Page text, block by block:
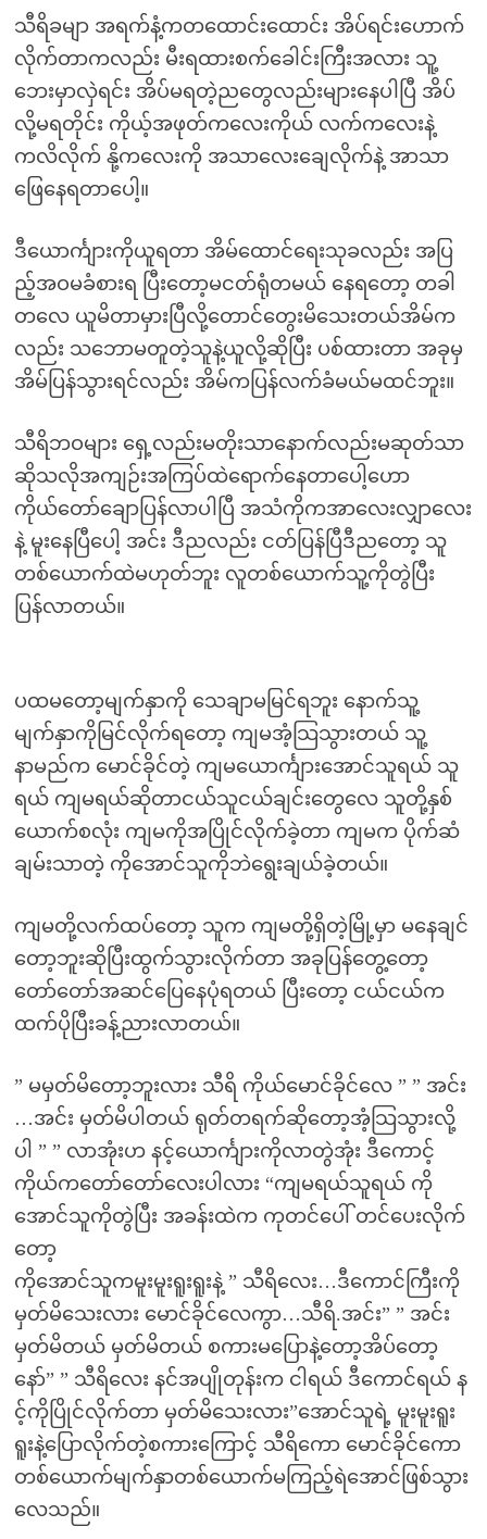
သီရိခမျာ အရက်နံ့ကတထောင်းထောင်း အိပ်ရင်းဟောက်
လိုက်တာကလည်း မီးရထားစက်ခေါင်းကြီးအလား သူ့
ဘေးမှာလှဲရင်း အိပ်မရတဲ့ညတွေလည်းများနေပါပြီ အိပ်
လို့မရတိုင်း ကိုယ့်အဖုတ်ကလေးကိုယ် လက်ကလေးနဲ့
ကလိလိုက် နို့ကလေးကို အသာလေးချေလိုက်နဲ့ အာသာ
ဖြေနေရတာပေါ့။
ဒီယောင်္ကျားကိုယူရတာ အိမ်ထောင်ရေးသုခလည်း အပြ
ည့်အဝမခံစားရ ပြီးတော့မငတ်ရုံတမယ် နေရတော့ တခါ
တလေ ယူမိတာမှားပြီလို့တောင်တွေးမိသေးတယ်အိမ်က
လည်း သဘောမတူတဲ့သူနဲ့ယူလို့ဆိုပြီး ပစ်ထားတာ အခုမှ
အိမ်ပြန်သွားရင်လည်း အိမ်ကပြန်လက်ခံမယ်မထင်ဘူး။
သီရိဘဝများ ရှေ့လည်းမတိုးသာနောက်လည်းမဆုတ်သာ
ဆိုသလိုအကျဉ်းအကြပ်ထဲရောက်နေတာပေါ့ဟော
ကိုယ်တော်ချောပြန်လာပါပြီ အသံကိုကအာလေးလျှာလေး
နဲ့ မူးနေပြီပေါ့ အင်း ဒီညလည်း ငတ်ပြန်ပြီဒီညတော့ သူ
တစ်ယောက်ထဲမဟုတ်ဘူး လူတစ်ယောက်သူ့ကိုတွဲပြီး
ပြန်လာတယ်။
ပထမတော့မျက်နှာကို သေချာမမြင်ရဘူး နောက်သူ့
မျက်နှာကိုမြင်လိုက်ရတော့ ကျမအံ့သြသွားတယ် သူ့
နာမည်က မောင်ခိုင်တဲ့ ကျမယောင်္ကျားအောင်သူရယ် သူ
ရယ် ကျမရယ်ဆိုတာငယ်သူငယ်ချင်းတွေလေ သူတို့နှစ်
ယောက်စလုံး ကျမကိုအပြိုင်လိုက်ခဲ့တာ ကျမက ပိုက်ဆံ
ချမ်းသာတဲ့ ကိုအောင်သူကိုဘဲရွေးချယ်ခဲ့တယ်။
ကျမတို့လက်ထပ်တော့ သူက ကျမတို့ရှိတဲ့မြို့မှာ မနေချင်
တော့ဘူးဆိုပြီးထွက်သွားလိုက်တာ အခုပြန်တွေ့တော့
တော်တော်အဆင်ပြေနေပုံရတယ် ပြီးတော့ ငယ်ငယ်က
ထက်ပိုပြီးခန့်ညားလာတယ်။
” မမှတ်မိတော့ဘူးလား သီရိ ကိုယ်မောင်ခိုင်လေ ” ” အင်း
…အင်း မှတ်မိပါတယ် ရုတ်တရက်ဆိုတော့အံ့သြသွားလို့
ပါ ” ” လာအုံးဟ နင့်ယောင်္ကျားကိုလာတွဲအုံး ဒီကောင့်
ကိုယ်ကတော်တော်လေးပါလား “ကျမရယ်သူရယ် ကို
အောင်သူကိုတွဲပြီး အခန်းထဲက ကုတင်ပေါ် တင်ပေးလိုက်
တော့
ကိုအောင်သူကမူးမူးရူးရူးနဲ့ ” သီရိလေး…ဒီကောင်ကြီးကို
မှတ်မိသေးလား မောင်ခိုင်လေကွာ…သီရိ.အင်း” ” အင်း
မှတ်မိတယ် မှတ်မိတယ် စကားမပြောနဲ့တော့အိပ်တော့
နော်” ” သီရိလေး နင်အပျိုတုန်းက ငါရယ် ဒီကောင်ရယ် န
င့်ကိုပြိုင်လိုက်တာ မှတ်မိသေးလား”အောင်သူရဲ့ မူးမူးရူး
ရူးနဲ့ပြောလိုက်တဲ့စကားကြောင့် သီရိကော မောင်ခိုင်ကော
တစ်ယောက်မျက်နှာတစ်ယောက်မကြည့်ရဲအောင်ဖြစ်သွား
လေသည်။